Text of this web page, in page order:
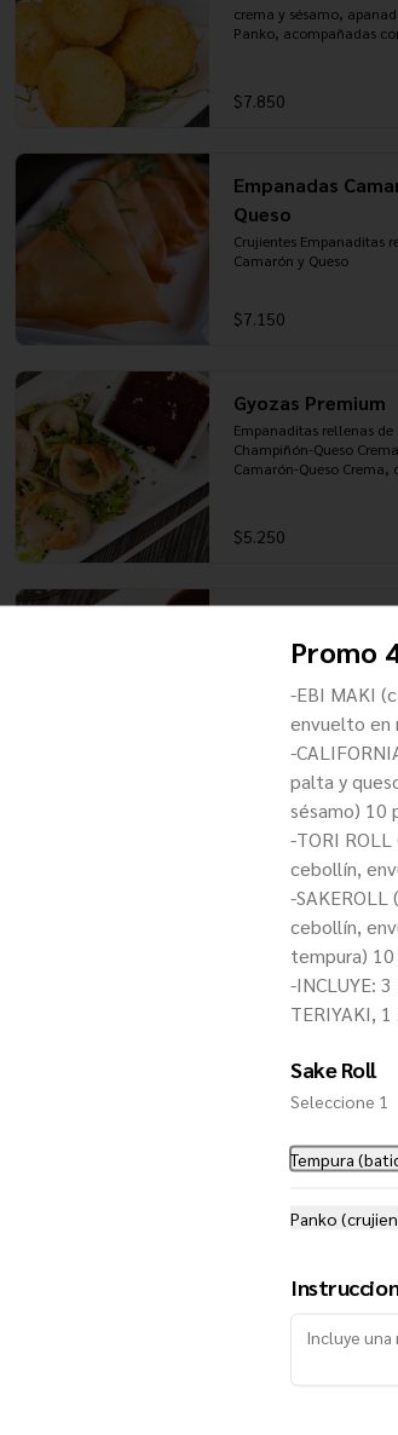
panko o tempura) 10
INCLUYE: 7 PALITOS, 5
crema y sésamo,
Panko, acompañadas
$7.850
Empanadas
Queso
Crujientes Empanaditas
Camarón y Queso
$7.150
Gyozas Premium
Empanaditas rellenas de
Champiñón-Queso
Camarón-Queso Crema,
$5.250
Camarones
en Queso Mozzarella,
Panko, acompañados de
Tori Furai
Filetes de pechuga de
apanados en Panko,
de salsa Teriyaki
Kanikama, cebollín,
California Smoke
Salmón ahumado,
Promo
-EBI MAKI
envuelto en
-
palta y
sésamo) 10
-TORI
cebollín,
-
cebollín,
tempura) 10
-INCLUYE: 3
TERIYAKI, 1
Sake Roll
Seleccione 1
Tempura
Panko